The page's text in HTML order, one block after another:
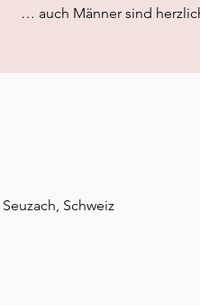
… auch Männer sind
Schweiz